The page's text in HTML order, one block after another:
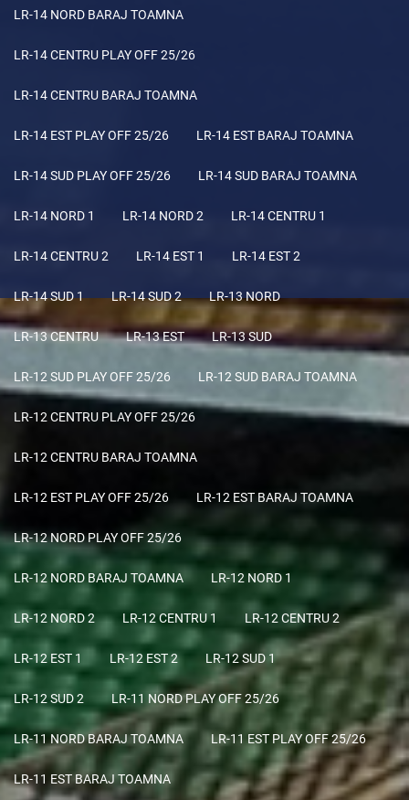
LR-14 NORD BARAJ TOAMNA
LR-14 CENTRU PLAY OFF 25/26
LR-14 CENTRU BARAJ TOAMNA
LR-14 EST PLAY OFF 25/26 LR-14 EST BARAJ TOAMNA
LR-14 SUD PLAY OFF 25/26 LR-14 SUD BARAJ TOAMNA
LR-14 NORD 1 LR-14 NORD 2 LR-14 CENTRU 1
LR-14 CENTRU 2 LR-14 EST 1 LR-14 EST 2
LR-14 SUD 1 LR-14 SUD 2 LR-13 NORD
LR-13 CENTRU LR-13 EST LR-13 SUD
LR-12 SUD PLAY OFF 25/26 LR-12 SUD BARAJ TOAMNA
LR-12 CENTRU PLAY OFF 25/26
LR-12 CENTRU BARAJ TOAMNA
LR-12 EST PLAY OFF 25/26 LR-12 EST BARAJ TOAMNA
LR-12 NORD PLAY OFF 25/26
LR-12 NORD BARAJ TOAMNA LR-12 NORD 1
LR-12 NORD 2 LR-12 CENTRU 1 LR-12 CENTRU 2
LR-12 EST 1 LR-12 EST 2 LR-12 SUD 1
LR-12 SUD 2 LR-11 NORD PLAY OFF 25/26
LR-11 NORD BARAJ TOAMNA LR-11 EST PLAY OFF 25/26
LR-11 EST BARAJ TOAMNA